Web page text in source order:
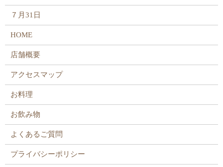
７月31日
HOME
店舗概要
アクセスマップ
お料理
お飲み物
よくあるご質問
プライバシーポリシー